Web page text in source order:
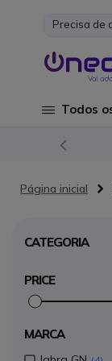
Ir para o
Precisa de
Todos
Página inicial
CATEGORIA
PRICE
MARCA